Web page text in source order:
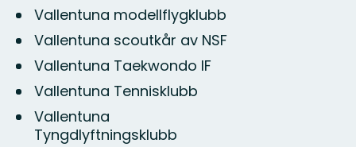
Vallentuna modellflygklubb
Vallentuna scoutkår av NSF
Vallentuna Taekwondo IF
Vallentuna Tennisklubb
Vallentuna
Tyngdlyftningsklubb